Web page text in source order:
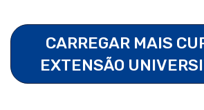
CARREGAR MAIS
EXTENSÃO